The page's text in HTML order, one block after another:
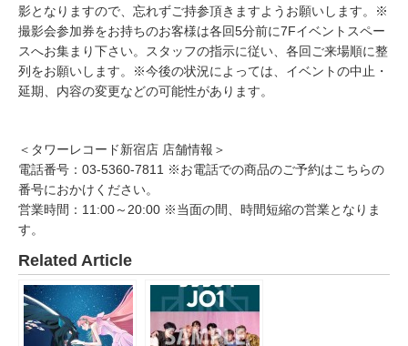
影となりますので、忘れずご持参頂きますようお願いします。※
撮影会参加券をお持ちのお客様は各回5分前に7Fイベントスペー
スへお集まり下さい。スタッフの指示に従い、各回ご来場順に整
列をお願いします。※今後の状況によっては、イベントの中止・
延期、内容の変更などの可能性があります。
＜タワーレコード新宿店 店舗情報＞
電話番号：03-5360-7811 ※お電話での商品のご予約はこちらの
番号におかけください。
営業時間：11:00～20:00 ※当面の間、時間短縮の営業となりま
す。
Related Article